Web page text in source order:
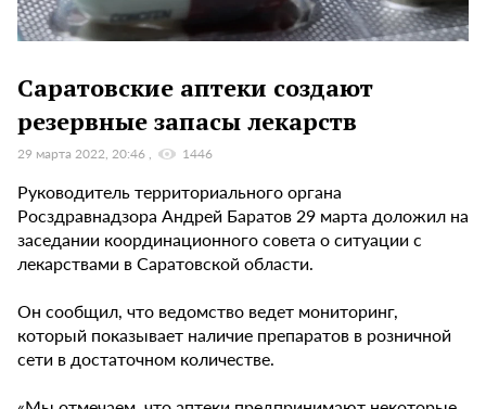
Саратовские аптеки создают
резервные запасы лекарств
29 марта 2022, 20:46 1446
Руководитель территориального органа
Росздравнадзора Андрей Баратов 29 марта доложил на
заседании координационного совета о ситуации с
лекарствами в Саратовской области.
Он сообщил, что ведомство ведет мониторинг,
который показывает наличие препаратов в розничной
сети в достаточном количестве.